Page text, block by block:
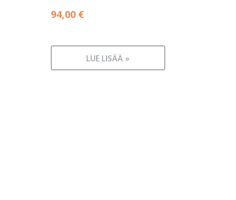
94,00 €
LUE LISÄÄ »